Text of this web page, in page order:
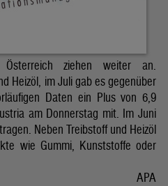
ziehen weiter an.
Heizöl, im Juli gab es gegenüber
Daten ein Plus von 6,9
am Donnerstag mit. Im Juni
Neben Treibstoff und Heizöl
wie Gummi, Kunststoffe oder
APA